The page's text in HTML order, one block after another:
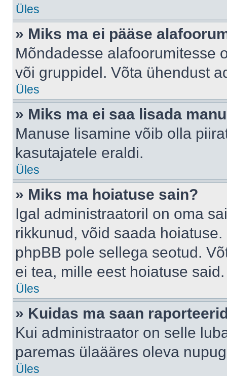
Üles
» Miks ma ei pääse
Mõndadesse alafoorumitesse
või gruppidel. Võta ühendust
Üles
» Miks ma ei saa lisada
Manuse lisamine võib olla
kasutajatele eraldi.
Üles
» Miks ma hoiatuse sain?
Igal administraatoril on oma
rikkunud, võid saada
phpBB pole sellega seotud.
ei tea, mille eest hoiatuse said.
Üles
» Kuidas ma saan
Kui administraator on selle
paremas ülaääres oleva
Üles